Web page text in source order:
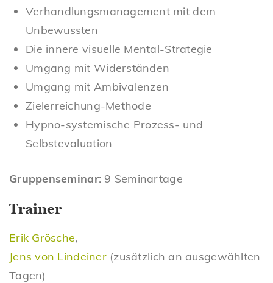
Verhandlungsmanagement mit dem
Unbewussten
Die innere visuelle Mental-Strategie
Umgang mit Widerständen
Umgang mit Ambivalenzen
Zielerreichung-Methode
Hypno-systemische Prozess- und
Selbstevaluation
Gruppenseminar: 9 Seminartage
Trainer
Erik Grösche,
Jens von Lindeiner(zusätzlich an ausgewählten
Tagen)